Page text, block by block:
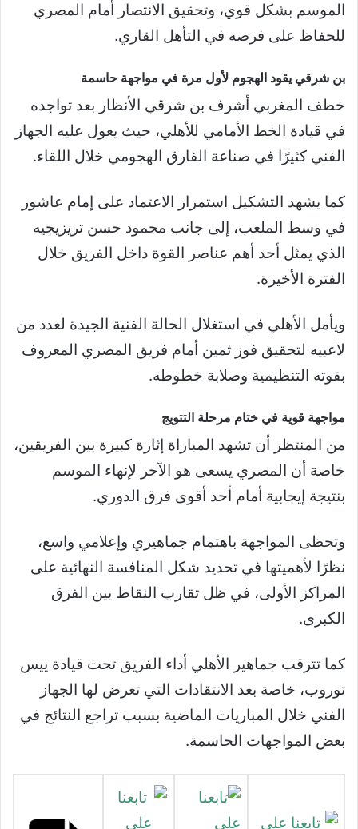
الموسم بشكل قوي، وتحقيق الانتصار أمام المصري
للحفاظ على فرصه في التأهل القاري.
بن شرقي يقود الهجوم لأول مرة في مواجهة حاسمة
خطف المغربي أشرف بن شرقي الأنظار بعد تواجده
في قيادة الخط الأمامي للأهلي، حيث يعول عليه الجهاز
الفني كثيرًا في صناعة الفارق الهجومي خلال اللقاء.
كما يشهد التشكيل استمرار الاعتماد على إمام عاشور
في وسط الملعب، إلى جانب محمود حسن تريزيجيه
الذي يمثل أحد أهم عناصر القوة داخل الفريق خلال
الفترة الأخيرة.
ويأمل الأهلي في استغلال الحالة الفنية الجيدة لعدد من
لاعبيه لتحقيق فوز ثمين أمام فريق المصري المعروف
بقوته التنظيمية وصلابة خطوطه.
مواجهة قوية في ختام مرحلة التتويج
من المنتظر أن تشهد المباراة إثارة كبيرة بين الفريقين،
خاصة أن المصري يسعى هو الآخر لإنهاء الموسم
بنتيجة إيجابية أمام أحد أقوى فرق الدوري.
وتحظى المواجهة باهتمام جماهيري وإعلامي واسع،
نظرًا لأهميتها في تحديد شكل المنافسة النهائية على
المراكز الأولى، في ظل تقارب النقاط بين الفرق
الكبرى.
كما تترقب جماهير الأهلي أداء الفريق تحت قيادة ييس
توروب، خاصة بعد الانتقادات التي تعرض لها الجهاز
الفني خلال المباريات الماضية بسبب تراجع النتائج في
بعض المواجهات الحاسمة.